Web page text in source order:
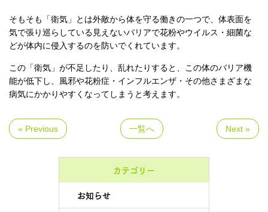
そもそも「衛気」とは外敵から体を守る働きの一つで、体表面を
気で張り巡らしている見えないバリアで花粉やウイルス・細菌な
どが体内に侵入するのを防いでくれています。
この「衛気」が不足したり、乱れたりすると、この体のバリア機
能が低下し、風邪や花粉症・インフルエンザ・その他さまざまな
病気にかかりやすくなってしまうと考えます。
« Previous 一覧へ Next »
カテゴリー
お知らせ